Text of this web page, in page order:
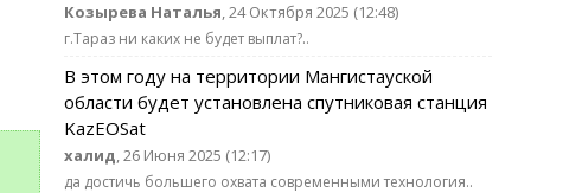
Козырева Наталья, 24 Октября 2025 (12:48)
г.Тараз ни каких не будет выплат?..
В этом году на территории Мангистауской
области будет установлена спутниковая станция
KazEOSat
халид, 26 Июня 2025 (12:17)
да достичь большего охвата современными технология..